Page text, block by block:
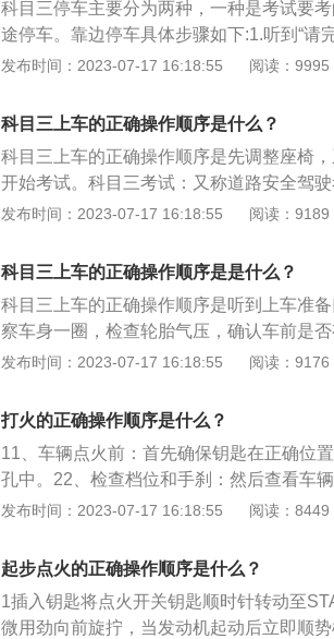
三打：往下打转向灯开关，左转向灯必须
合踏板至半联动状态。5、五松：放下手刹
科目三停车主要分为两种，一种是考试要
途停车。靠边停车具体步骤如下:1.听到“请
右转向灯并保持3秒以上，并观察右后视镜
最左侧车道，变道需要一道一道变，不能
就不需要变道了，打右转向灯即可；3.找
路口等位置停车，慢慢向右打方向盘。从
离，但车轮和道路边线保持30公分左右距
身回正；4.确定好位置后，踩离合、踩刹车
车速一般不会太快，遇到上述情况先踩刹
如果停车时间较短，可以先将档位降回一
起步行驶即可；3.但如果停车时间较长，可
发布时间：2023-07-17 16:18:55 阅读：9995
科目三上车的正确操作顺序是什么？
科目三上车的正确操作顺序是先调整座椅
开始考试。科目三考试：又称道路安全驾
分，是机动车驾驶人考试中道路驾驶技能
更车道、靠边停车、直行通过路口、路口
线、通过学校区域、通过公共汽车站、会
发布时间：2023-07-17 16:18:55 阅读：9189
科目三上车的正确操作顺序是是什么？
科目三上车的正确操作顺序是听到上车准
察车身一圈，检查轮胎气压，确认车前是
车，确认安全后，打开车门，进入驾驶舱
文明驾驶常识考试科目的简称。不同的准
目三的内容一般包括：上车准备、灯光模
作、变更车道、靠边停车、直行通过路口
横道线、通过学校区域、通过公共汽车站
发布时间：2023-07-17 16:18:55 阅读：9176
打火的正确操作顺序是什么？
11、车辆点火前：首先确保钥匙在正确位
孔中。22、检查档位和手刹：然后查看车
33、启动电源：不要踩住刹车，先启动车
动电源，启动后确保发动机在正常工作和让
发布时间：2023-07-17 16:18:55 阅读：8449
起步点火的正确操作顺序是什么？
1插入钥匙将点火开关钥匙顺时针转动至
微用劲向前旋拧，当发动机起动后立即顺